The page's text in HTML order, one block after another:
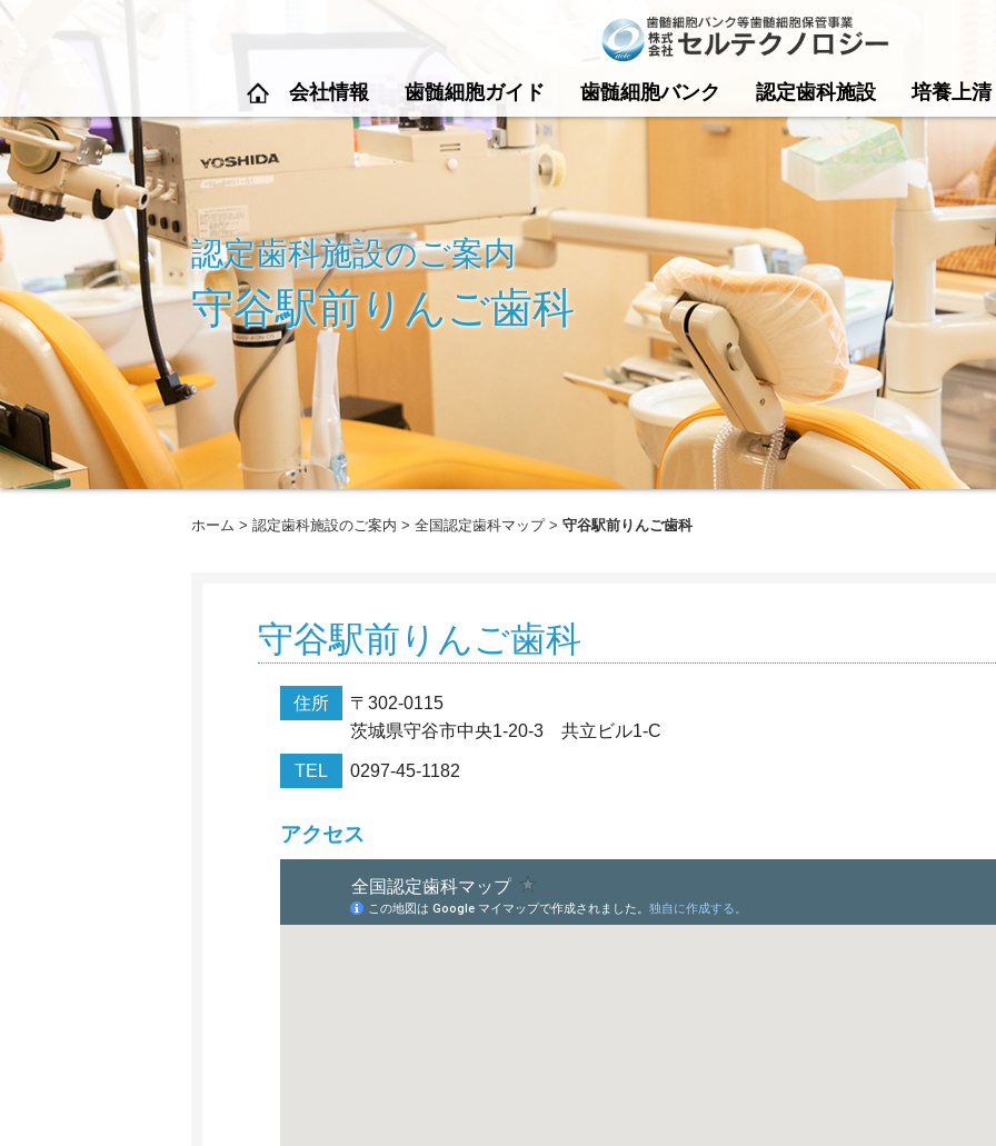
会社情報 歯髄細胞ガイド 歯髄細胞バンク 認定歯科施設 培養上清
認定歯科施設のご案内
守谷駅前りんご歯科
ホーム 認定歯科施設のご案内 全国認定歯科マップ 守谷駅前りんご歯科
守谷駅前りんご歯科
住所
〒302-0115
茨城県守谷市中央1-20-3 共立ビル1-C
TEL 0297-45-1182
アクセス